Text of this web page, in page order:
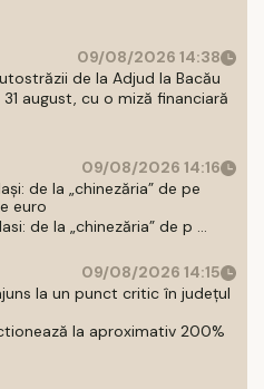
09/08/2026 14:38
de la Adjud la Bacău
august, cu o miză financiară
09/08/2026 14:16
de la „chinezăria” de pe
euro
de la „chinezăria” de p ...
09/08/2026 14:15
la un punct critic în județul
la aproximativ 200%